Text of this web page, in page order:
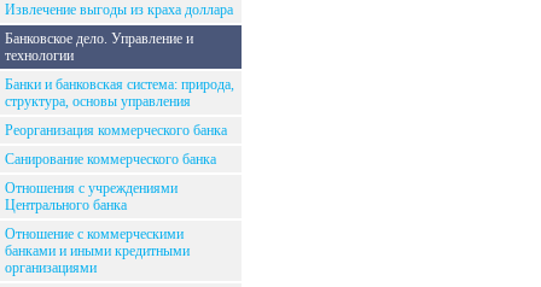
Извлечение выгоды из краха доллара
Банковское дело. Управление и
технологии
Банки и банковская система: природа,
структура, основы управления
Реорганизация коммерческого банка
Санирование коммерческого банка
Отношения с учреждениями
Центрального банка
Отношение с коммерческими
банками и иными кредитными
организациями